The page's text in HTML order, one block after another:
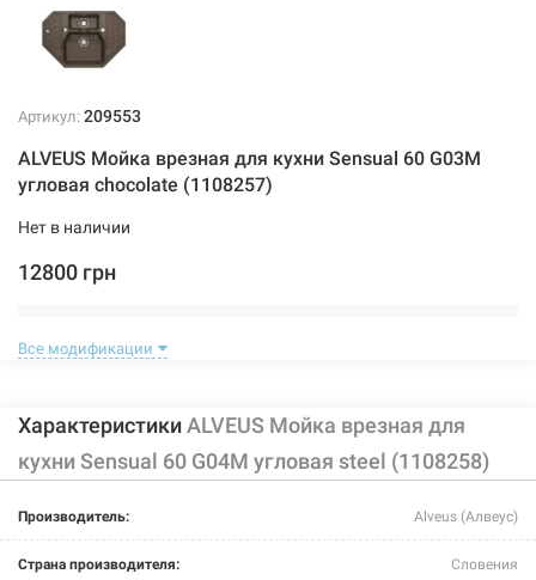
Артикул: 209553
ALVEUS Мойка врезная для кухни Sensual 60 G03M
угловая chocolate (1108257)
Нет в наличии
12800 грн
Артикул:209555
ALVEUS Мойка врезная для кухни Sensual 60 G05M
Все модификации
ХарактеристикиALVEUS Мойка врезная для
кухни Sensual 60 G04M угловая steel (1108258)
Производитель: Alveus (Алвеус)
Страна производителя: Словения